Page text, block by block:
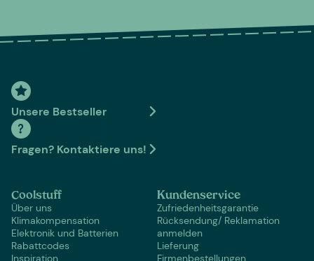
Unsere Bestseller
Fragen? Kontaktiere uns!
Coolstuff
Über uns
Klimakompensation
Elektronik und Batterien
Rabattcodes
Inspiration
Kundenservice
Zufriedenheitsgarantie
Rücksendung/ Reklamation
anmelden
Lieferung
Firmenbestellungen